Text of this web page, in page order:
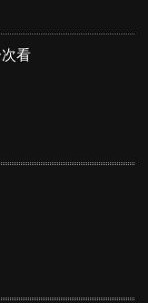
看